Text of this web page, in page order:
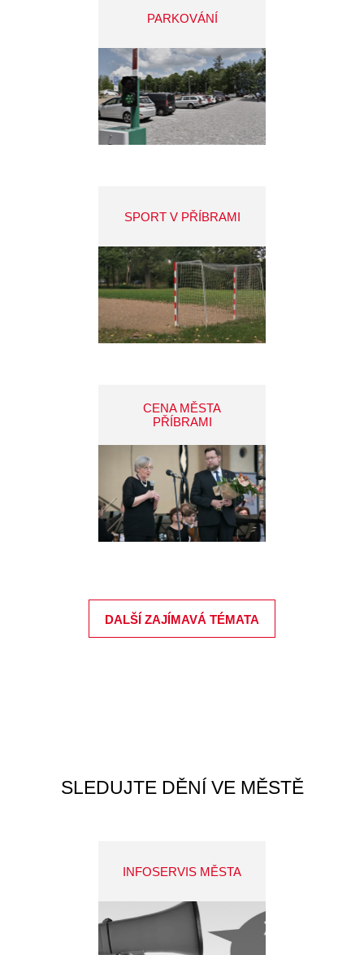
PARKOVÁNÍ
SPORT V PŘÍBRAMI
CENA MĚSTA
PŘÍBRAMI
DALŠÍ ZAJÍMAVÁ TÉMATA
SLEDUJTE DĚNÍ VE MĚSTĚ
INFOSERVIS MĚSTA